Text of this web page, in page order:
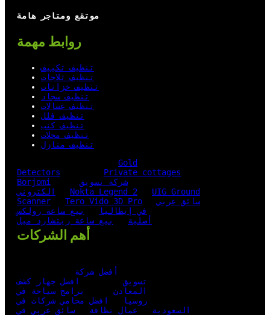
موتقع ومتاجر هامة
روابط مهمة
تنظيف تكييف
تنظيف ثلاجات
تنظيف خزانات
تنظيف سجاد
تنظيف غسالات
تنظيف فلل
تنظيف كنب
تنظيف محلات
تنظيف منازل
Gold
Detectors
Private cottages
Borjomi
شركة تسويق
الكتروني
Nokta Legend 2
UIG Ground
Scanner
Tero Vido 3D Pro
سائق عربي
في إيطاليا
بيع ساعة رولكس
أصلية
بيع ساعة ريتشارد ميل
أهم الشركات
أفضل شركة
تسويق
افضل جهاز كشف
المعادن
برامج سياحة في
روسيا
افضل محامي شركات في
السعودية
عمال نظافة
سائق عربي في